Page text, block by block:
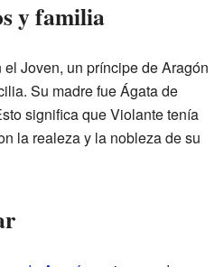
y familia
Joven, un príncipe de Aragón
Su madre fue Ágata de
significa que Violante tenía
la realeza y la nobleza de su